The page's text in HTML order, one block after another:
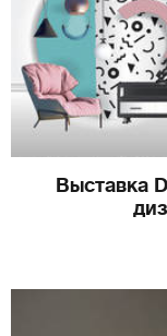
Выставка